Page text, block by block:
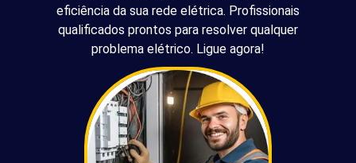
eficiência da sua rede elétrica. Profissionais
qualificados prontos para resolver qualquer
problema elétrico. Ligue agora!